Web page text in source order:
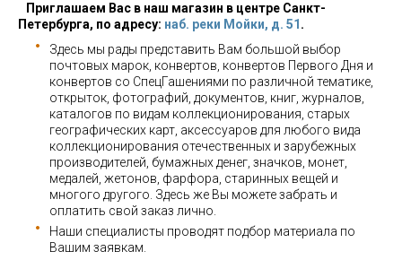
Приглашаем Вас в наш магазин в центре Санкт-
Петербурга, по адресу: наб. реки Мойки, д. 51 .
Здесь мы рады представить Вам большой выбор
почтовых марок, конвертов, конвертов Первого Дня и
конвертов со СпецГашениями по различной тематике,
открыток, фотографий, документов, книг, журналов,
каталогов по видам коллекционирования, старых
географических карт, аксессуаров для любого вида
коллекционирования отечественных и зарубежных
производителей, бумажных денег, значков, монет,
медалей, жетонов, фарфора, старинных вещей и
многого другого. Здесь же Вы можете забрать и
оплатить свой заказ лично.
Наши специалисты проводят подбор материала по
Вашим заявкам.